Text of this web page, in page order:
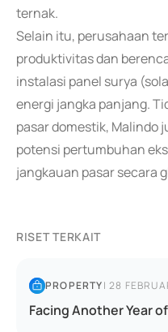
ternak.
Selain itu, perusahaan
produktivitas dan
instalasi panel surya
energi jangka panjang.
pasar domestik, Malindo
potensi pertumbuhan
jangkauan pasar secara
RISET TERKAIT
PROPERTY|28
Facing Another Year